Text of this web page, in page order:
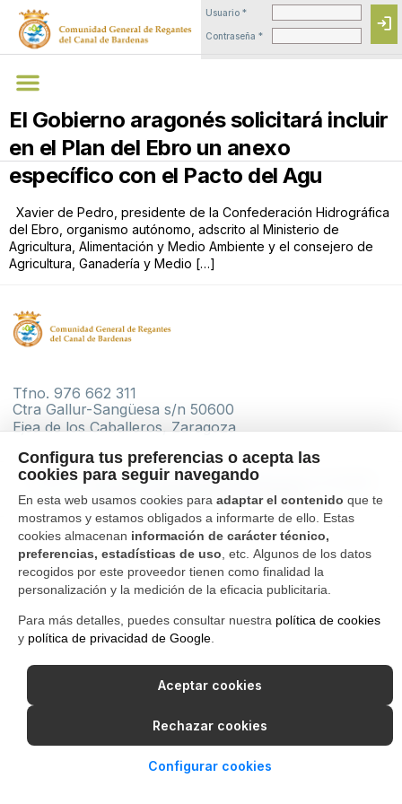
Configura tus preferencias o acepta las
cookies para seguir navegando
En esta web usamos cookies para adaptar el contenido que te
mostramos y estamos obligados a informarte de ello. Estas
cookies almacenan información de carácter técnico,
preferencias, estadísticas de uso , etc. Algunos de los datos
recogidos por este proveedor tienen como finalidad la
personalización y la medición de la eficacia publicitaria.
Para más detalles, puedes consultar nuestra política de cookies
y política de privacidad de Google
Aceptar cookies
Rechazar cookies
Configurar cookies
Usuario *
Contraseña *
login
El Gobierno aragonés solicitará incluir
en el Plan del Ebro un anexo
específico con el Pacto del Agu
Xavier de Pedro, presidente de la Confederación Hidrográfica
del Ebro, organismo autónomo, adscrito al Ministerio de
Agricultura, Alimentación y Medio Ambiente y el consejero de
Agricultura, Ganadería y Medio […]
Tfno. 976 662 311
Ctra Gallur-Sangüesa s/n 50600
Ejea de los Caballeros, Zaragoza
Canal Interno de InformaciónPolítica de privacidad
Aviso LegalPolítica de cookies